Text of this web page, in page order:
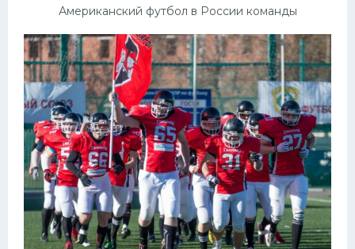
Американский футбол в России команды